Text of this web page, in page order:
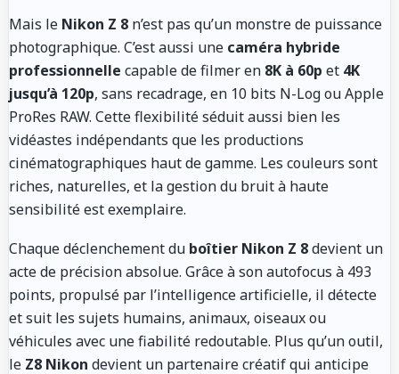
Mais le Nikon Z 8 n’est pas qu’un monstre de puissance
photographique. C’est aussi une caméra hybride
professionnelle capable de filmer en 8K à 60p et 4K
jusqu’à 120p, sans recadrage, en 10 bits N-Log ou Apple
ProRes RAW. Cette flexibilité séduit aussi bien les
vidéastes indépendants que les productions
cinématographiques haut de gamme. Les couleurs sont
riches, naturelles, et la gestion du bruit à haute
sensibilité est exemplaire.
Chaque déclenchement du boîtier Nikon Z 8devient un
acte de précision absolue. Grâce à son autofocus à 493
points, propulsé par l’intelligence artificielle, il détecte
et suit les sujets humains, animaux, oiseaux ou
véhicules avec une fiabilité redoutable. Plus qu’un outil,
le Z8 Nikon devient un partenaire créatif qui anticipe